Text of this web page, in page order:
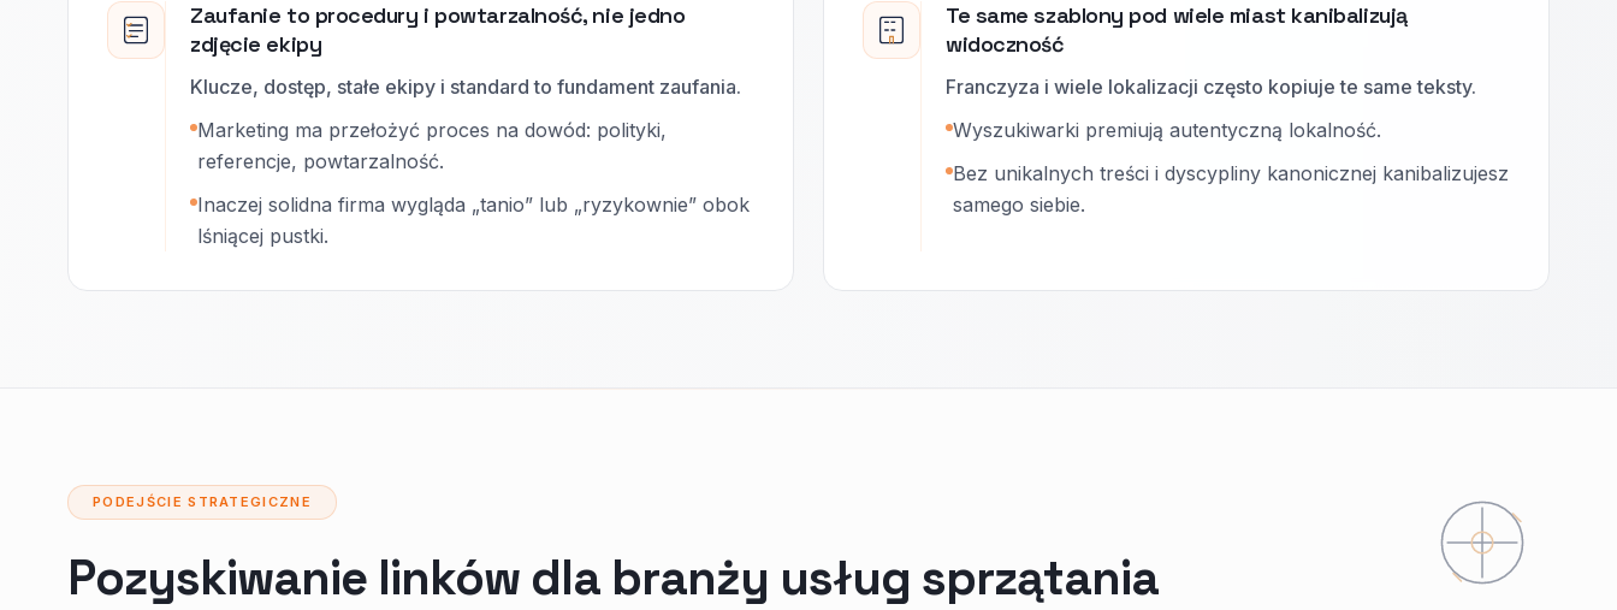
Zaufanie to procedury i powtarzalność, nie jedno
zdjęcie ekipy
Klucze, dostęp, stałe ekipy i standard to fundament zaufania.
Marketing ma przełożyć proces na dowód: polityki,
referencje, powtarzalność.
Inaczej solidna firma wygląda „tanio” lub „ryzykownie” obok
lśniącej pustki.
Te same szablony pod wiele miast kanibalizują
widoczność
Franczyza i wiele lokalizacji często kopiuje te same teksty.
Wyszukiwarki premiują autentyczną lokalność.
Bez unikalnych treści i dyscypliny kanonicznej kanibalizujesz
samego siebie.
PODEJŚCIE STRATEGICZNE
Pozyskiwanie linków dla branży usług sprzątania